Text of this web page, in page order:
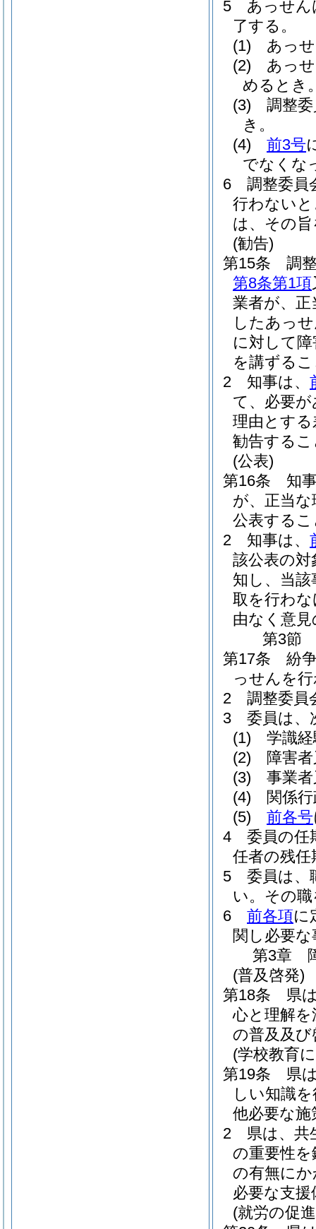
5
あっせん
了する。
(1)
あっ
(2)
あっ
めるとき
(3)
調整
き。
(4)
前3号
でなくな
6
調整委員
行わない
は、その
(勧告)
第15条
調
第8条第1項
業者が、
したあっ
に対して
を講ずる
2
知事は、
て、必要
理由とす
勧告する
(公表)
第16条
知
が、正当
公表する
2
知事は、
該公表の
知し、当
取を行わ
由なく意
第3節
第17条
紛
っせんを
2
調整委員
3
委員は、
(1)
学識
(2)
障害
(3)
事業
(4)
関係
(5)
前各号
4
委員の任
任者の残
5
委員は、
い。 その
6
前各項に
関し必要
第3章
(普及啓発)
第18条
県
心と理解
の普及及
(学校教育
第19条
県
しい知識
他必要な
2
県は、共
の重要性
の有無に
必要な支
(就労の促